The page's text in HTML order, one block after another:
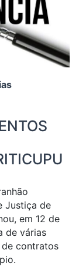
Justiça de
em 12 de
de várias
contratos